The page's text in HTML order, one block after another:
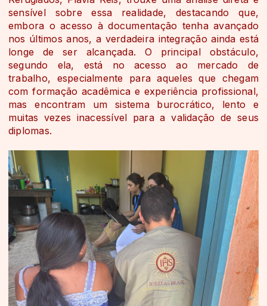
sensível sobre essa realidade, destacando que,
embora o acesso à documentação tenha avançado
nos últimos anos, a verdadeira integração ainda está
longe de ser alcançada. O principal obstáculo,
segundo ela, está no acesso ao mercado de
trabalho, especialmente para aqueles que chegam
com formação acadêmica e experiência profissional,
mas encontram um sistema burocrático, lento e
muitas vezes inacessível para a validação de seus
diplomas.